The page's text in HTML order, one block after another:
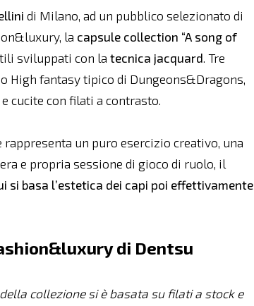
di Milano, ad un pubblico selezionato di
la capsule collection “A song of
sviluppati con latecnica jacquard. Tre
High fantasy tipico di Dungeons&Dragons,
cucite con filati a contrasto.
un puro esercizio creativo, una
e propria sessione di gioco di ruolo, il
si basa l’estetica dei capi poi effettivamente
di Dentsu
collezione si è basata su filati a stock e